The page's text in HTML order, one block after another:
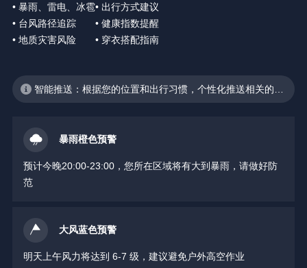
• 暴雨、雷电、冰雹
• 台风路径追踪
• 地质灾害风险
• 出行方式建议
• 健康指数提醒
• 穿衣搭配指南
智能推送：根据您的位置和出行习惯，个性化推送相关的天
暴雨橙色预警
预计今晚20:00-23:00，您所在区域将有大到暴雨，请做好防
范
大风蓝色预警
明天上午风力将达到 6-7 级，建议避免户外高空作业